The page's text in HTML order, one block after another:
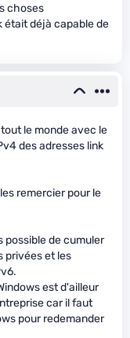
choses
était déjà capable de
le monde avec le
des adresses link
remercier pour le
possible de cumuler
privées et les
est d'ailleur
car il faut
pour redemander